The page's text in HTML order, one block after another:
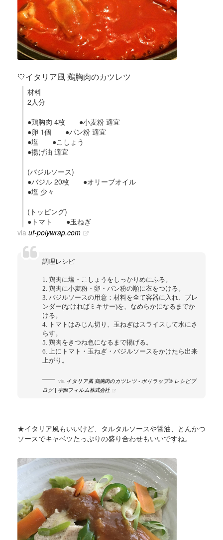
💛イタリア風 鶏胸肉のカツレツ
材料
2人分
●鶏胸肉 4枚 ●小麦粉 適宜
●卵 1個 ●パン粉 適宜
●塩 ●こしょう
●揚げ油 適宜
(バジルソース)
●バジル 20枚 ●オリーブオイル
●塩 少々
(トッピング)
●トマト ●玉ねぎ
via uf-polywrap.com
調理レシピ
1. 鶏肉に塩・こしょうをしっかりめにふる。
2. 鶏肉に小麦粉・卵・パン粉の順に衣をつける。
3. バジルソースの用意：材料を全て容器に入れ、ブレ
ンダー(なければミキサー)を、なめらかになるまでか
ける。
4. トマトはみじん切り、玉ねぎはスライスして水にさ
らす。
5. 鶏肉をきつね色になるまで揚げる。
6. 上にトマト・玉ねぎ・バジルソースをかけたら出来
上がり。
via イタリア風 鶏胸肉のカツレツ - ポリラップ® レシピブ
ログ | 宇部フィルム株式会社
★イタリア風もいいけど、タルタルソースや醤油、とんかつ
ソースでキャベツたっぷりの盛り合わせもいいですね。